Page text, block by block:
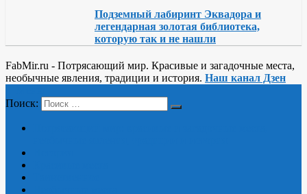
Подземный лабиринт Эквадора и
легендарная золотая библиотека,
которую так и не нашли
FabMir.ru - Потрясающий мир. Красивые и загадочные места,
необычные явления, традиции и история. Наш канал Дзен
Поиск: